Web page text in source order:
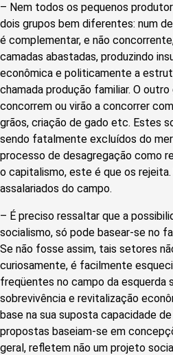
– Nem todos os pequenos
dois grupos bem diferentes: num
é complementar, e não
camadas abastadas, produzindo
econômica e politicamente a
chamada produção familiar. O
concorrem ou virão a concorrer
grãos, criação de gado etc. Estes
sendo fatalmente excluídos do
processo de desagregação como
o capitalismo, este é que os
assalariados do campo.
– É preciso ressaltar que a
socialismo, só pode basear-se no
Se não fosse assim, tais setores
curiosamente, é facilmente
freqüentes no campo da esquerda
sobrevivência e revitalização
base na sua suposta capacidade
propostas baseiam-se em
geral, refletem não um projeto